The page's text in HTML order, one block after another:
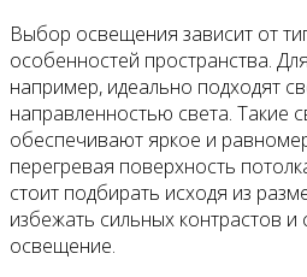
Выбор освещения зависит от
особенностей пространства.
например, идеально подходят
направленностью света. Такие
обеспечивают яркое и
перегревая поверхность
стоит подбирать исходя из
избежать сильных контрастов
освещение.